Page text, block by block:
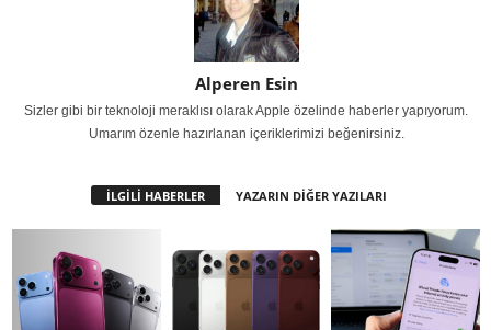
Alperen Esin
Sizler gibi bir teknoloji meraklısı olarak Apple özelinde haberler yapıyorum.
Umarım özenle hazırlanan içeriklerimizi beğenirsiniz.
İLGİLİ HABERLER YAZARIN DİĞER YAZILARI